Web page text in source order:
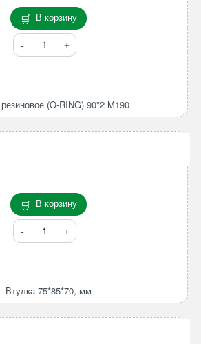
В корзину
Количество
товара
RING)
(O-RING) 90*2 M190
В корзину
Количество
товара
Втулка 75*85*70, мм